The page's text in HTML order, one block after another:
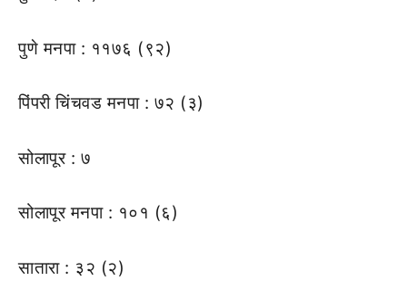
पुणे मनपा : ११७६ (९२)
पिंपरी चिंचवड मनपा : ७२ (३)
सोलापूर : ७
सोलापूर मनपा : १०१ (६)
सातारा : ३२ (२)